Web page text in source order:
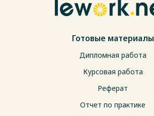
Готовые материалы
Дипломная работа
Курсовая работа
Реферат
Отчет по практике